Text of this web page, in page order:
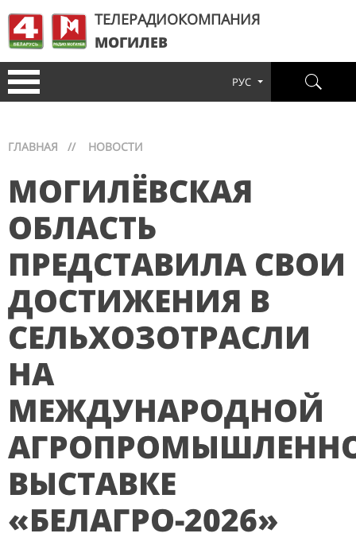
ТЕЛЕРАДИОКОМПАНИЯ
МОГИЛЕВ
РУС
ГЛАВНАЯ // НОВОСТИ
МОГИЛЁВСКАЯ
ОБЛАСТЬ
ПРЕДСТАВИЛА СВОИ
ДОСТИЖЕНИЯ В
СЕЛЬХОЗОТРАСЛИ
НА
МЕЖДУНАРОДНОЙ
ВЫСТАВКЕ
«БЕЛАГРО-2026»